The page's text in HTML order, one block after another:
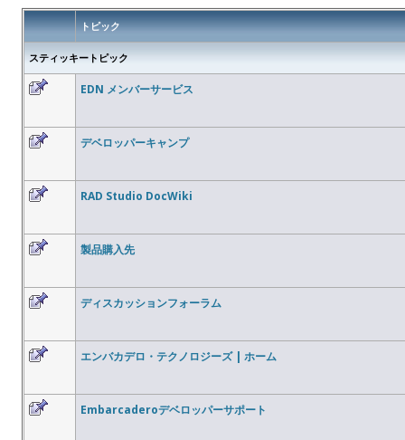
トピック
スティッキートピック
EDN メンバーサービス
デベロッパーキャンプ
RAD Studio DocWiki
製品購入先
ディスカッションフォーラム
エンバカデロ・テクノロジーズ | ホーム
Embarcaderoデベロッパーサポート